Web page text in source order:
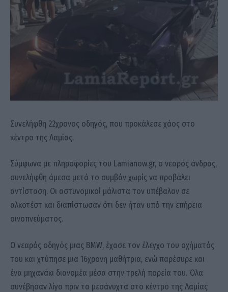
Συνελήφθη 22χρονος οδηγός, που προκάλεσε χάος στο
κέντρο της Λαμίας.
Σύμφωνα με πληροφορίες του Lamianow.gr, ο νεαρός άνδρας,
συνελήφθη άμεσα μετά το συμβάν χωρίς να προβάλει
αντίσταση. Οι αστυνομικοί μάλιστα τον υπέβαλαν σε
αλκοτέστ και διαπίστωσαν ότι δεν ήταν υπό την επήρεια
οινοπνεύματος.
Ο νεαρός οδηγός μιας BMW, έχασε τον έλεγχο του οχήματός
του και χτύπησε μια 16χρονη μαθήτρια, ενώ παρέσυρε και
ένα μηχανάκι διανομέα μέσα στην τρελή πορεία του. Όλα
συνέβησαν λίγο πριν τα μεσάνυχτα στο κέντρο της Λαμίας